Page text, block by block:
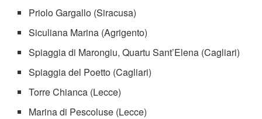
Priolo Gargallo (Siracusa)
Siculiana Marina (Agrigento)
Spiaggia di Marongiu, Quartu Sant’Elena (Cagliari)
Spiaggia del Poetto (Cagliari)
Torre Chianca (Lecce)
Marina di Pescoluse (Lecce)